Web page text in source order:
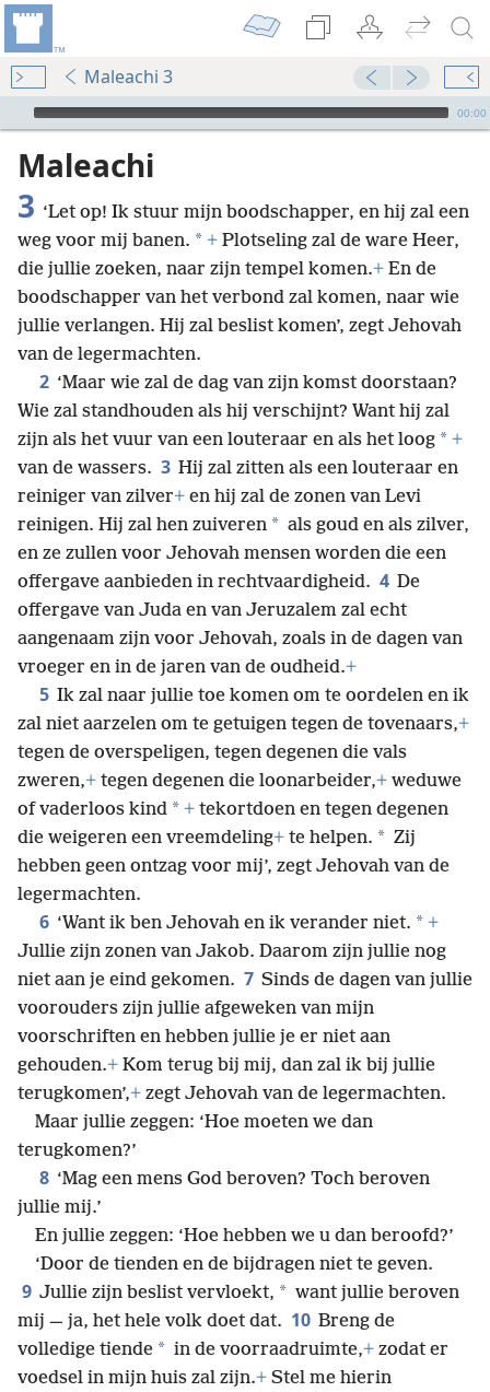
Maleachi 3
Audio Player
00:00
Maleachi
3 ‘Let op! Ik stuur mijn boodschapper, en hij zal een
weg voor mij banen. * + Plotseling zal de ware Heer,
die jullie zoeken, naar zijn tempel komen.+ En de
boodschapper van het verbond zal komen, naar wie
jullie verlangen. Hij zal beslist komen’, zegt Jehovah
van de legermachten.
2 ‘Maar wie zal de dag van zijn komst doorstaan?
Wie zal standhouden als hij verschijnt? Want hij zal
zijn als het vuur van een louteraar en als het loog * +
van de wassers. 3 Hij zal zitten als een louteraar en
reiniger van zilver+ en hij zal de zonen van Levi
reinigen. Hij zal hen zuiveren * als goud en als zilver,
en ze zullen voor Jehovah mensen worden die een
offergave aanbieden in rechtvaardigheid. 4 De
offergave van Juda en van Jeruzalem zal echt
aangenaam zijn voor Jehovah, zoals in de dagen van
vroeger en in de jaren van de oudheid.+
5 Ik zal naar jullie toe komen om te oordelen en ik
zal niet aarzelen om te getuigen tegen de tovenaars,+
tegen de overspeligen, tegen degenen die vals
zweren,+ tegen degenen die loonarbeider,+ weduwe
of vaderloos kind * + tekortdoen en tegen degenen
die weigeren een vreemdeling+ te helpen. * Zij
hebben geen ontzag voor mij’, zegt Jehovah van de
legermachten.
6 ‘Want ik ben Jehovah en ik verander niet. * +
Jullie zijn zonen van Jakob. Daarom zijn jullie nog
niet aan je eind gekomen. 7 Sinds de dagen van jullie
voorouders zijn jullie afgeweken van mijn
voorschriften en hebben jullie je er niet aan
gehouden.+ Kom terug bij mij, dan zal ik bij jullie
terugkomen’,+ zegt Jehovah van de legermachten.
Maar jullie zeggen: ‘Hoe moeten we dan
terugkomen?’
8 ‘Mag een mens God beroven? Toch beroven
jullie mij.’
En jullie zeggen: ‘Hoe hebben we u dan beroofd?’
‘Door de tienden en de bijdragen niet te geven.
9 Jullie zijn beslist vervloekt, * want jullie beroven
mij — ja, het hele volk doet dat. 10 Breng de
volledige tiende * in de voorraadruimte,+ zodat er
voedsel in mijn huis zal zijn.+ Stel me hierin